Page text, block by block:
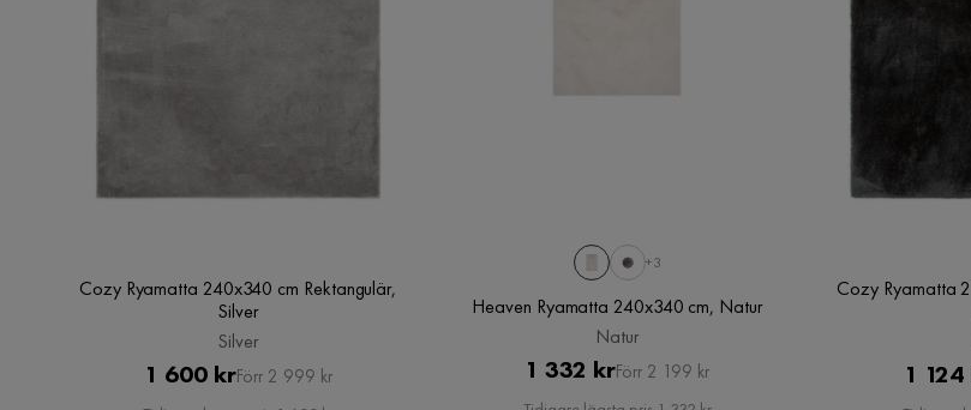
Cozy Ryamatta 240x340 cm Rektangulär,
Silver
Silver
Pris
1 600 krOriginal
Förr 2 999 kr
+3
Heaven Ryamatta 240x340 cm, Natur
Natur
Pris
1 332 krOriginal
Förr 2 199 kr
Cozy Ryamatta
1